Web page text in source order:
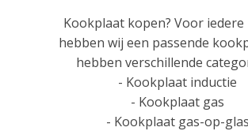
Kookplaat kopen? Voor iedere
hebben wij een passende
hebben verschillende
- Kookplaat inductie
- Kookplaat gas
- Kookplaat gas-op-glas